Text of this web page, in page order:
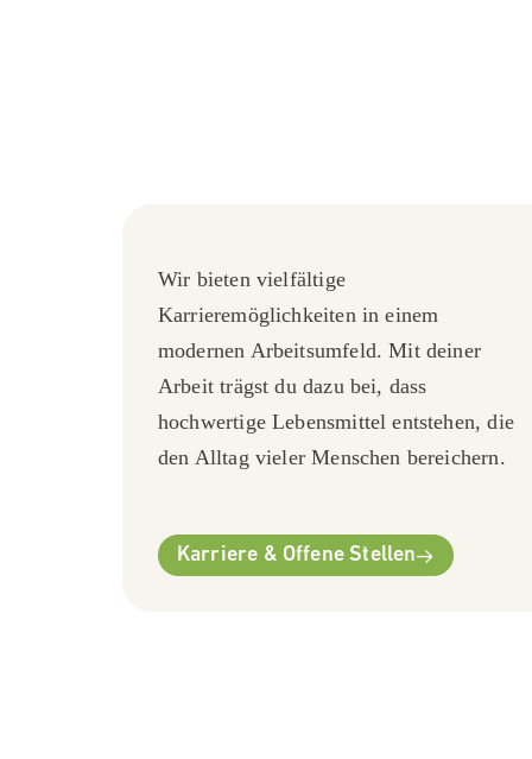
Wir bieten vielfältige
Karrieremöglichkeiten in einem
modernen Arbeitsumfeld. Mit deiner
Arbeit trägst du dazu bei, dass
hochwertige Lebensmittel entstehen, die
den Alltag vieler Menschen bereichern.
Karriere & Offene Stellen